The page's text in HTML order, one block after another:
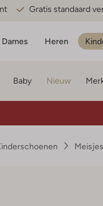
Gratis standaard
Dames Heren
Baby Nieuw
Meisjes